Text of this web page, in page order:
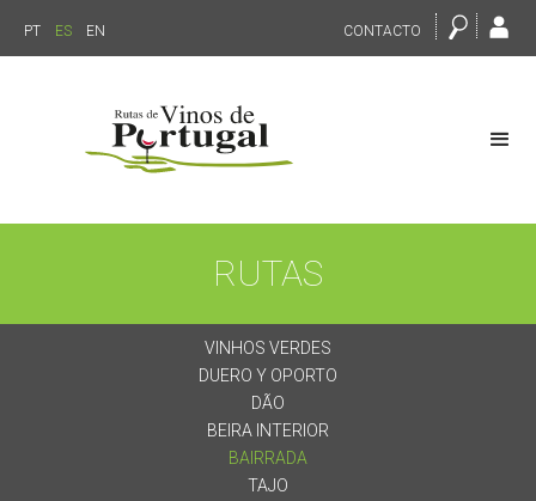
PT ES EN CONTACTO
RUTAS
VINHOS VERDES
DUERO Y OPORTO
DÃO
BEIRA INTERIOR
BAIRRADA
TAJO